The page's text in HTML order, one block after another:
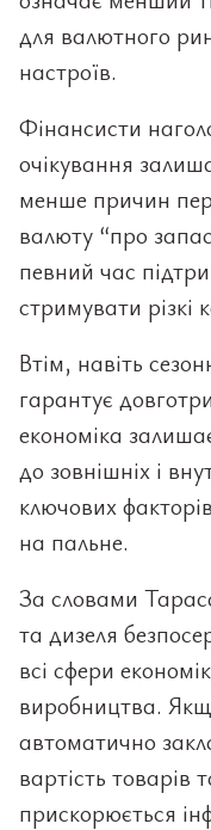
для валютного
настроїв.
Фінансисти
очікування
менше причин
валюту “про
певний час
стримувати різкі
Втім, навіть
гарантує
економіка
до зовнішніх і
ключових
на пальне.
За словами
та дизеля
всі сфери
виробництва.
автоматично
вартість товарів
прискорюється